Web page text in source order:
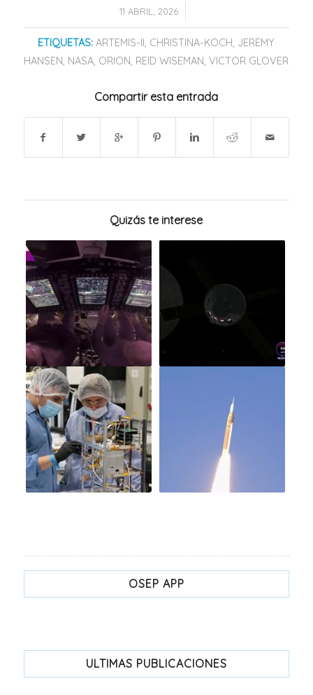
11 ABRIL, 2026
/
ETIQUETAS: ARTEMIS-II, CHRISTINA-KOCH, JEREMY
HANSEN, NASA, ORION, REID WISEMAN,VICTOR GLOVER
Compartir esta entrada
Quizás te interese
OSEP APP
ULTIMAS PUBLICACIONES